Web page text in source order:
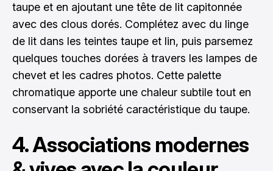
taupe et en ajoutant une tête de lit capitonnée
avec des clous dorés. Complétez avec du linge
de lit dans les teintes taupe et lin, puis parsemez
quelques touches dorées à travers les lampes de
chevet et les cadres photos. Cette palette
chromatique apporte une chaleur subtile tout en
conservant la sobriété caractéristique du taupe.
4. Associations modernes